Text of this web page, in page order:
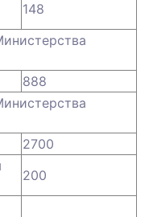
148
888
2700
200